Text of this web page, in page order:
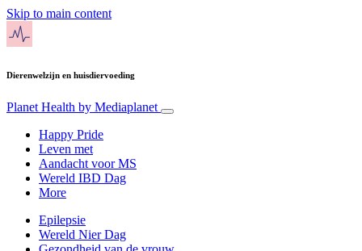
Skip to main content
Dierenwelzijn en huisdiervoeding
Planet Health by Mediaplanet
Happy Pride
Leven met
Aandacht voor MS
Wereld IBD Dag
More
Epilepsie
Wereld Nier Dag